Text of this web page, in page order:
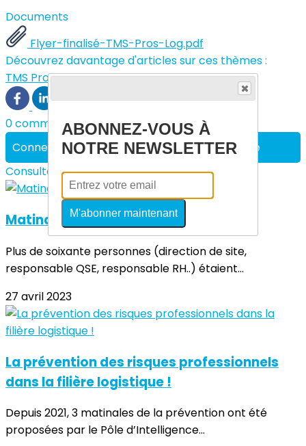
Documents
Flyer-finalisé-TMS-Pros-Log.pdf
Découvrez davantage d'articles sur ces thèmes :
TMS Pro
0 commentaire(s)
Connectez-vous pour laisser un commentaire
Consultez également
Matinale de la prévention #4
Plus de soixante personnes (direction de site,
responsable QSE, responsable RH..) étaient...
27 avril 2023
La prévention des risques professionnels
dans la filière logistique !
Depuis 2021, 3 matinales de la prévention ont été
proposées par le Pôle d’Intelligence...
ABONNEZ-VOUS À
NOTRE NEWSLETTER
M'abonner maintenant